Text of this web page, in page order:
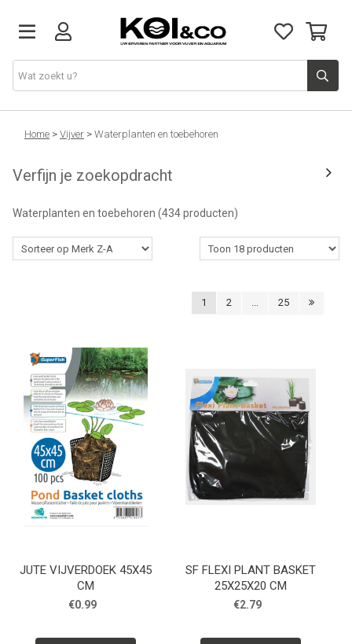
Vijver
Vijvervissen
Aquarium
Doe het zelf
Over ons
Cadeaubon
Contact
Home > Vijver > Waterplanten en toebehoren
Verfijn je zoekopdracht
Waterplanten en toebehoren (434 producten)
1 2 ... 25
JUTE VIJVERDOEK 45X45
CM
€0.99
SF FLEXI PLANT BASKET
25X25X20 CM
€2.79